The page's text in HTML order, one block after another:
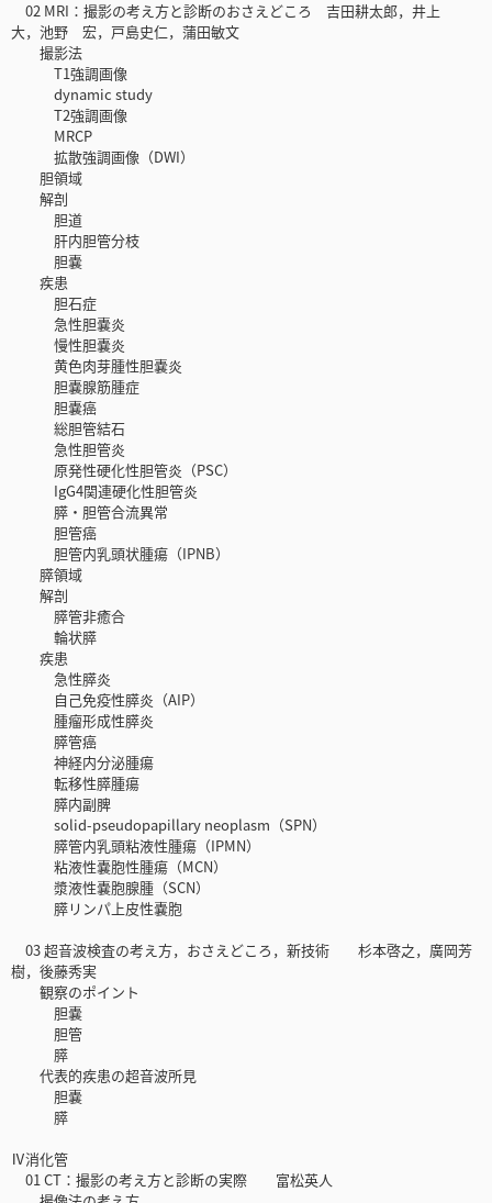
02 MRI：撮影の考え方と診断のおさえどころ 吉田耕太郎，井上
大，池野 宏，戸島史仁，蒲田敏文
撮影法
T1強調画像
dynamic study
T2強調画像
MRCP
拡散強調画像（DWI）
胆領域
解剖
胆道
肝内胆管分枝
胆嚢
疾患
胆石症
急性胆嚢炎
慢性胆嚢炎
黄色肉芽腫性胆嚢炎
胆嚢腺筋腫症
胆嚢癌
総胆管結石
急性胆管炎
原発性硬化性胆管炎（PSC）
IgG4関連硬化性胆管炎
膵・胆管合流異常
胆管癌
胆管内乳頭状腫瘍（IPNB）
膵領域
解剖
膵管非癒合
輪状膵
疾患
急性膵炎
自己免疫性膵炎（AIP）
腫瘤形成性膵炎
膵管癌
神経内分泌腫瘍
転移性膵腫瘍
膵内副脾
solid-pseudopapillary neoplasm（SPN）
膵管内乳頭粘液性腫瘍（IPMN）
粘液性嚢胞性腫瘍（MCN）
漿液性嚢胞腺腫（SCN）
膵リンパ上皮性嚢胞
03 超音波検査の考え方，おさえどころ，新技術 杉本啓之，廣岡芳
樹，後藤秀実
観察のポイント
胆嚢
胆管
膵
代表的疾患の超音波所見
胆嚢
膵
Ⅳ消化管
01 CT：撮影の考え方と診断の実際 富松英人